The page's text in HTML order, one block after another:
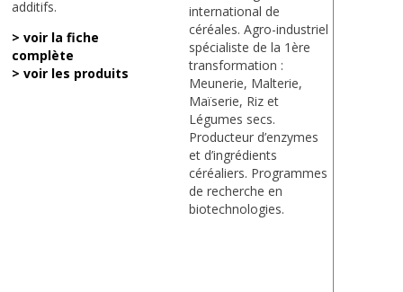
additifs.
> voir la fiche
complète
> voir les produits
international de
céréales. Agro-industriel
spécialiste de la 1ère
transformation :
Meunerie, Malterie,
Maïserie, Riz et
Légumes secs.
Producteur d’enzymes
et d’ingrédients
céréaliers. Programmes
de recherche en
biotechnologies.